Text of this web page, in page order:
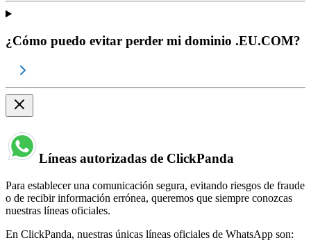
¿Cómo puedo evitar perder mi dominio .EU.COM?
Líneas autorizadas de ClickPanda
Para establecer una comunicación segura, evitando riesgos de fraude
o de recibir información errónea, queremos que siempre conozcas
nuestras líneas oficiales.
En ClickPanda, nuestras únicas líneas oficiales de WhatsApp son: